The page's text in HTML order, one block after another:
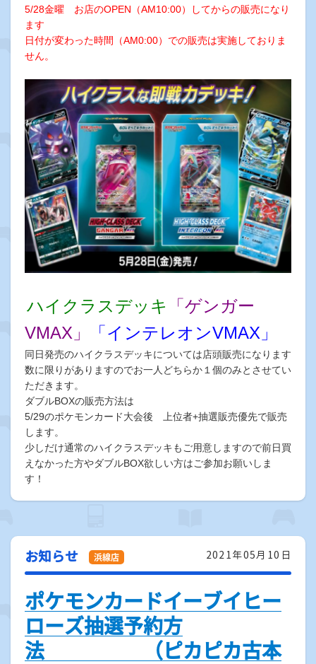
5/28金曜 お店のOPEN（AM10:00）してからの販売になり
ます
日付が変わった時間（AM0:00）での販売は実施しておりま
せん。
ハイクラスデッキ
「ゲンガー
VMAX」
「インテレオンVMAX」
同日発売のハイクラスデッキについては店頭販売になります
数に限りがありますのでお一人どちらか１個のみとさせてい
ただきます。
ダブルBOXの販売方法は
5/29のポケモンカード大会後 上位者+抽選販売優先で販売
します。
少しだけ通常のハイクラスデッキもご用意しますので前日買
えなかった方やダブルBOX欲しい方はご参加お願いしま
す！
2021年05月10日
お知らせ
ポケモンカードイーブイヒー
ローズ抽選予約方
法 （ピカピカ古本